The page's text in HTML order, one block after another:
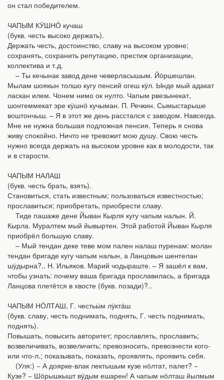
он стал победителем.
ЧАПЫМ КӰШНӦ кучаш
(букв. честь высоко держать).
Держать честь, достоинство, славу на высоком уровне;
сохранять, сохранить репутацию, престиж организации,
коллектива и т.д.
– Ты кечынак завод дене чеверласышым. Йӧршешлан.
Мылам шоякын толшо кугу пенсий огеш кӱл. Ынде мый адакат
ласкан илем. Чонем нимо ок нулто. Чапым рвезынекат,
шоҥгеммекат эре кӱшнӧ кучыман. П. Речкин. Сымыстарыше
воштончыш. – Я в этот же день расстался с заводом. Навсегда.
Мне не нужна большая подложная пенсия. Теперь я снова
живу спокойно. Ничто не тревожит мою душу. Свою честь
нужно всегда держать на высоком уровне как в молодости, так
и в старости.
ЧАПЫМ НАЛАШ
(букв. честь брать, взять).
Становиться, стать известным; пользоваться известностью;
прославиться; приобретать, приобрести славу.
Тиде пашаже дене Йыван Кырля кугу чапым налын. Й.
Кырла. Муралтем мый йывыртен. Этой работой Йыван Кырля
приобрёл большую славу.
– Мый тендан деке теве мом пален налаш пуренам: молан
тендан бригаде кугу чапым налын, а Ланцовын шеҥгелан
шӱдырна?.. Н. Ильяков. Марий чодыраште. – Я зашёл к вам,
чтобы узнать: почему ваша бригада прославилась, а бригада
Ланцова плетётся в хвосте (букв. позади)?..
ЧАПЫМ НӦЛТАШ, Г. честьӹм лӱктӓш
(букв. славу, честь поднимать, поднять, Г. честь поднимать,
поднять).
Повышать, повысить авторитет; прославлять, прославить;
возвеличивать, возвеличить; превозносить, превознести кого-
или что-л.; показывать, показать, проявлять, проявить себя.
(Уля:) − А доярке-влак лектышым кузе нӧлтат, палет? −
Кузе? − Шӧрышкышт вӱдым ешарен! А чапым нӧлташ йылмым